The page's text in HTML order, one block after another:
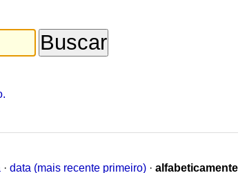
· data (mais recente primeiro) · alfabeticamente